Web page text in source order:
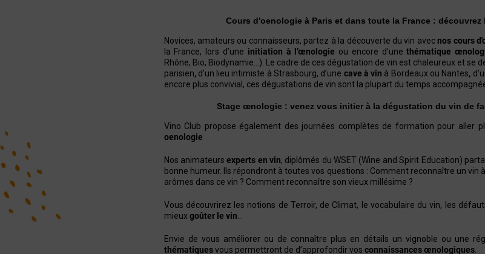
Cours d'oenologie à Paris et dans toute la France : découvrez
Novices, amateurs ou connaisseurs, partez à la découverte du vin avec nos cours
la France, lors d’une initiation à l’œnologie ou encore d’unethématique
Rhône, Bio, Biodynamie…). Le cadre de ces dégustation de vin est chaleureux et se
parisien, d’un lieu intimiste à Strasbourg, d’une cave à vin à Bordeaux ou Nantes,
encore plus convivial, ces dégustations de vin sont la plupart du temps
Stage œnologie : venez vous initier à la dégustation du vin de
Vino Club propose également des journées complètes de formation pour aller
oenologie
Nos animateursexperts en vin, diplômés du WSET (Wine and Spirit Education)
bonne humeur. Ils répondront à toutes vos questions : Comment reconnaître un vin
arômes dans ce vin ? Comment reconnaître son vieux millésime ?
Vous découvrirez les notions de Terroir, de Climat, le vocabulaire du vin, les
mieuxgoûter le vin…
Envie de vous améliorer ou de connaître plus en détails un vignoble ou une
thématiquesvous permettront de d’approfondir vos connaissances œnologiques.